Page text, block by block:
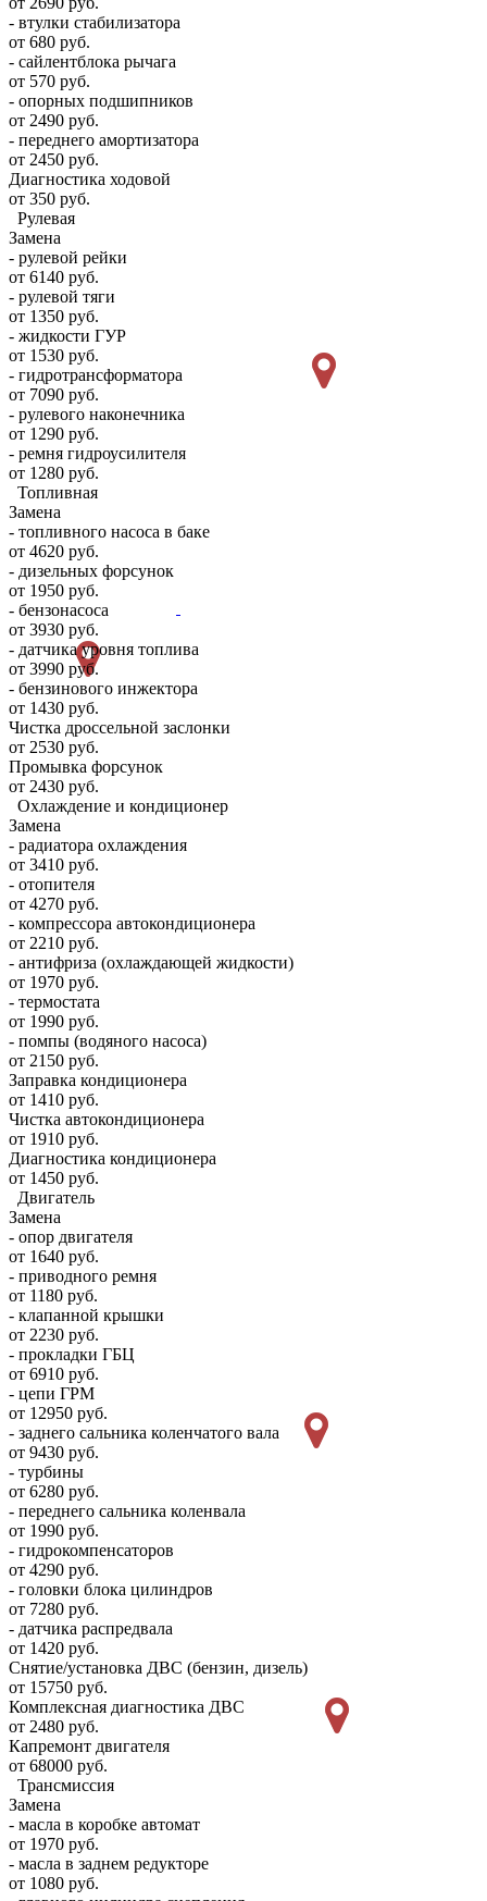
- втулки стабилизатора
от 680 руб.
- сайлентблока рычага
от 570 руб.
- опорных подшипников
от 2490 руб.
- переднего амортизатора
от 2450 руб.
Диагностика ходовой
от 350 руб.
Рулевая
Замена
- рулевой рейки
от 6140 руб.
- рулевой тяги
от 1350 руб.
- жидкости ГУР
от 1530 руб.
- гидротрансформатора
от 7090 руб.
- рулевого наконечника
от 1290 руб.
- ремня гидроусилителя
от 1280 руб.
Топливная
Замена
- топливного насоса в баке
от 4620 руб.
- дизельных форсунок
от 1950 руб.
- бензонасоса
от 3930 руб.
- датчика уровня топлива
от 3990 руб.
- бензинового инжектора
от 1430 руб.
Чистка дроссельной заслонки
от 2530 руб.
Промывка форсунок
от 2430 руб.
Охлаждение и кондиционер
Замена
- радиатора охлаждения
от 3410 руб.
- отопителя
от 4270 руб.
- компрессора автокондиционера
от 2210 руб.
- антифриза (охлаждающей жидкости)
от 1970 руб.
- термостата
от 1990 руб.
- помпы (водяного насоса)
от 2150 руб.
Заправка кондиционера
от 1410 руб.
Чистка автокондиционера
от 1910 руб.
Диагностика кондиционера
от 1450 руб.
Двигатель
Замена
- опор двигателя
от 1640 руб.
- приводного ремня
от 1180 руб.
- клапанной крышки
от 2230 руб.
- прокладки ГБЦ
от 6910 руб.
- цепи ГРМ
от 12950 руб.
- заднего сальника коленчатого вала
от 9430 руб.
- турбины
от 6280 руб.
- переднего сальника коленвала
от 1990 руб.
- гидрокомпенсаторов
от 4290 руб.
- головки блока цилиндров
от 7280 руб.
- датчика распредвала
от 1420 руб.
Снятие/установка ДВС (бензин, дизель)
от 15750 руб.
Комплексная диагностика ДВС
от 2480 руб.
Капремонт двигателя
от 68000 руб.
Трансмиссия
Замена
- масла в коробке автомат
от 1970 руб.
- масла в заднем редукторе
от 1080 руб.